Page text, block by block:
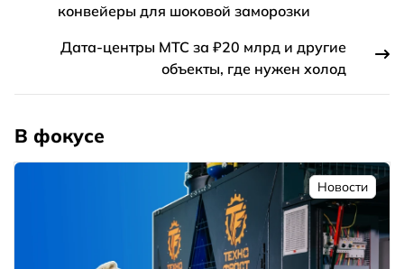
конвейеры для шоковой заморозки
Дата-центры МТС за ₽20 млрд и другие
объекты, где нужен холод
В фокусе
Новости